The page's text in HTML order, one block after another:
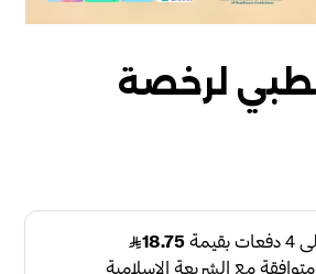
لرخصة